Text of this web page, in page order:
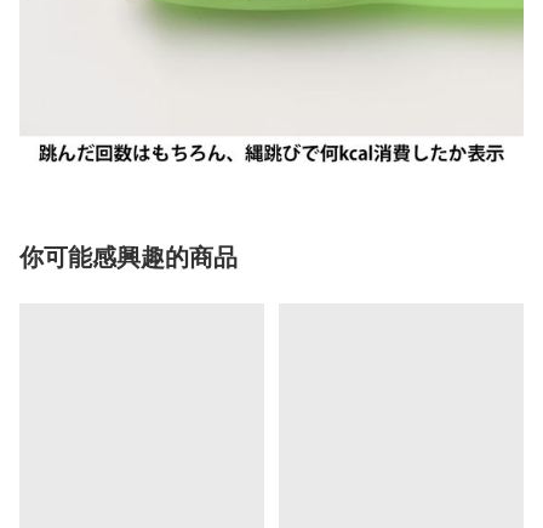
你可能感興趣的商品